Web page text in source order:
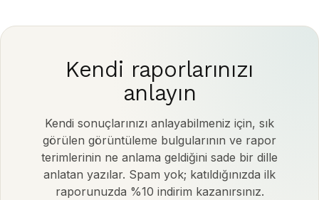
Kendi raporlarınızı
anlayın
Kendi sonuçlarınızı anlayabilmeniz için, sık
görülen görüntüleme bulgularının ve rapor
terimlerinin ne anlama geldiğini sade bir dille
anlatan yazılar. Spam yok; katıldığınızda ilk
raporunuzda %10 indirim kazanırsınız.